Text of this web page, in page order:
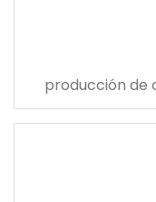
producción de